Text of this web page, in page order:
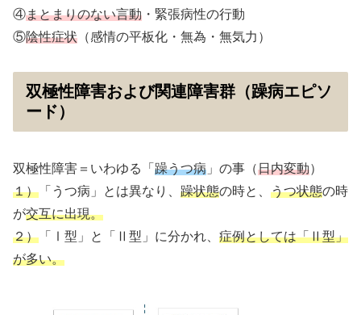
④まとまりのない言動 ・緊張病性の行動
⑤陰性症状 （感情の平板化・無為・無気力）
双極性障害および関連障害群（躁病エピソ
ード）
双極性障害＝いわゆる「 躁うつ病 」の事（日内変動）
１） 「うつ病」とは異なり、 躁状態の時と、 うつ状態の時
が交互に出現。
２） 「Ⅰ型」と「Ⅱ型」に分かれ、 症例としては「Ⅱ型」
が多い。